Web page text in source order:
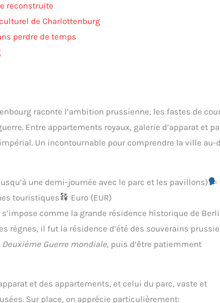
reconstruite
de Charlottenburg
perdre de temps
raconte l’ambition prussienne, les fastes de
Entre appartements royaux, galerie d’apparat et
Un incontournable pour comprendre la ville au-
une demi-journée avec le parc et les pavillons)
touristiques
Euro (EUR)
s’impose comme la grande résidence historique de
règnes, il fut la résidence d’été des souverains
Deuxième Guerre mondiale, puis d’être patiemment
et des appartements, et celui du parc, vaste et
Sur place, on apprécie particulièrement: